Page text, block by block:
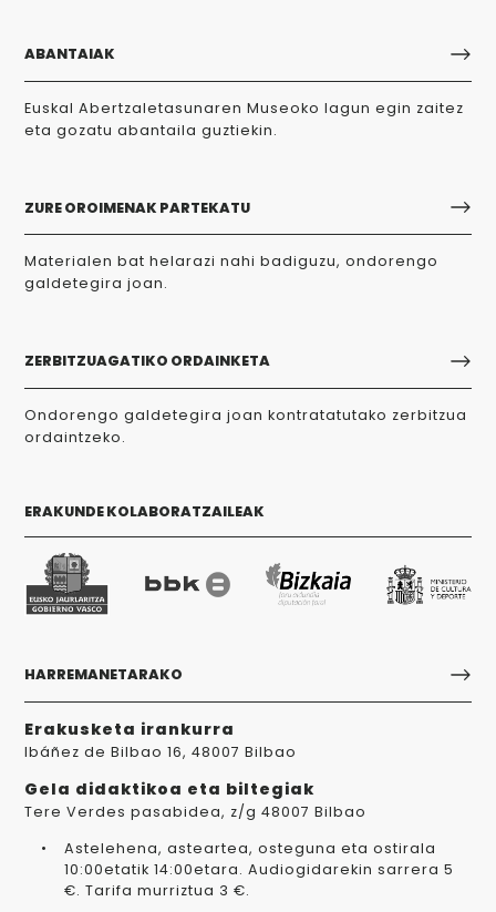
ABANTAIAK
Euskal Abertzaletasunaren Museoko lagun egin zaitez
eta gozatu abantaila guztiekin.
ZURE OROIMENAK PARTEKATU
Materialen bat helarazi nahi badiguzu, ondorengo
galdetegira joan.
ZERBITZUAGATIKO ORDAINKETA
Ondorengo galdetegira joan kontratatutako zerbitzua
ordaintzeko.
ERAKUNDE KOLABORATZAILEAK
HARREMANETARAKO
Erakusketa irankurra
Ibáñez de Bilbao 16, 48007 Bilbao
Gela didaktikoa eta biltegiak
Tere Verdes pasabidea, z/g 48007 Bilbao
Astelehena, asteartea, osteguna eta ostirala
10:00etatik 14:00etara. Audiogidarekin sarrera 5
€. Tarifa murriztua 3 €.